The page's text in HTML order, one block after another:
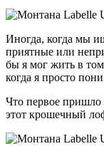
Иногда, когда мы
приятные или
бы я мог жить в
когда я просто
Что первое пришло
этот крошечный